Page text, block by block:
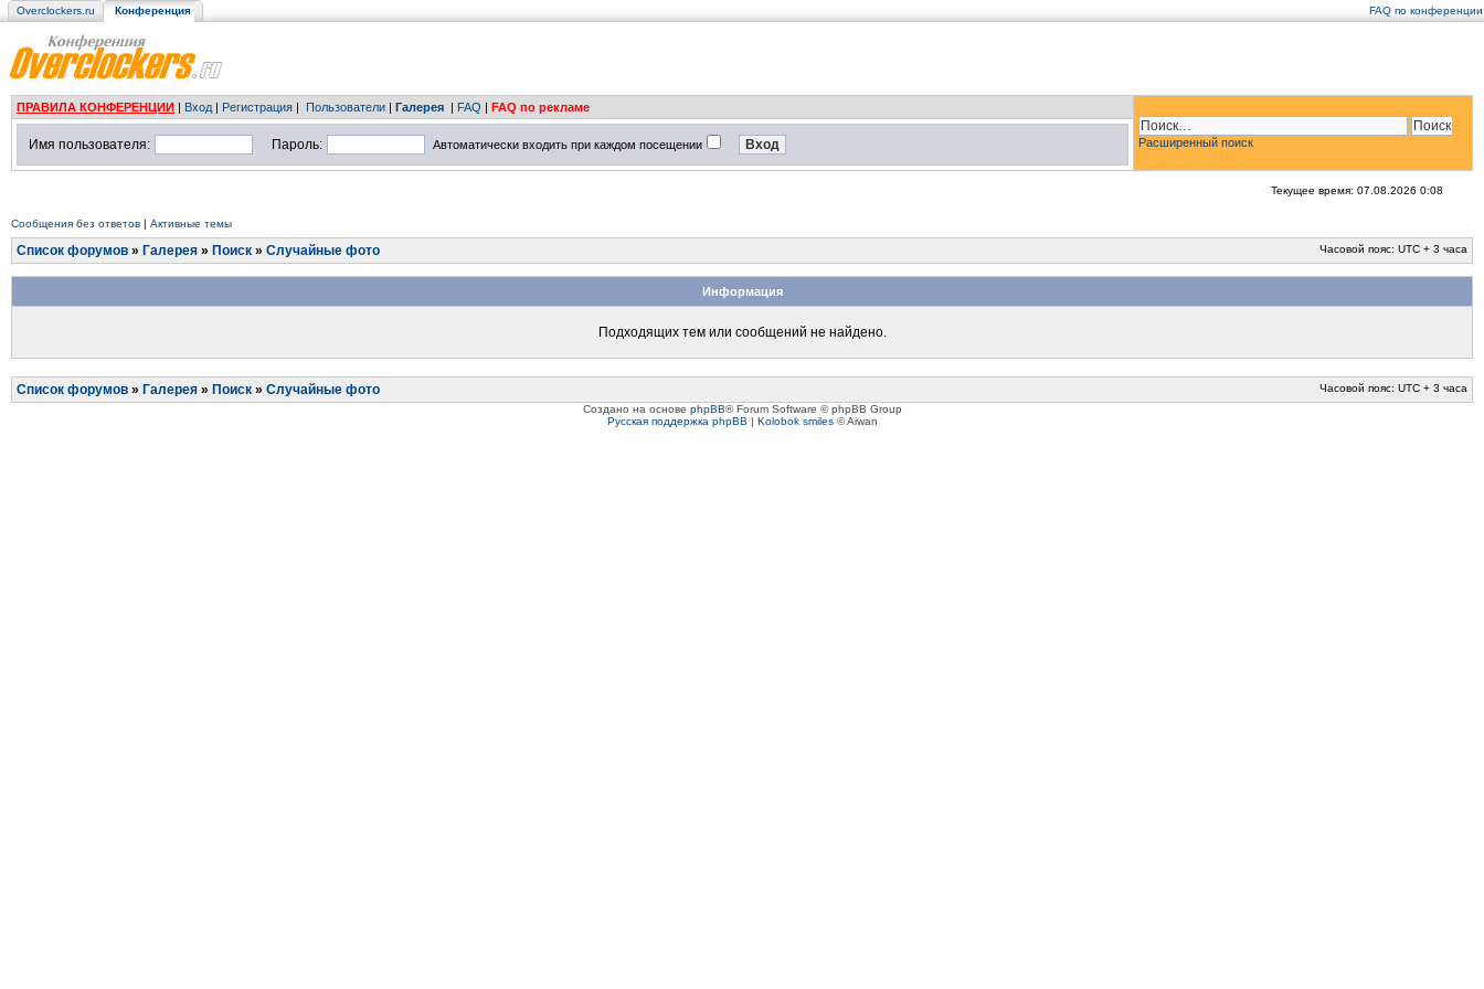
Overclockers.ru Конференция FAQ по конференции
ПРАВИЛА КОНФЕРЕНЦИИ | Вход | Регистрация | Пользователи | Галерея | FAQ | FAQ по рекламе
Расширенный поиск
Имя пользователя: Пароль: Автоматически входить при каждом посещении
Текущее время: 07.08.2026 0:08
Сообщения без ответов | Активные темы
Список форумов » Галерея » Поиск » Случайные фото Часовой пояс: UTC + 3 часа
Информация
Подходящих тем или сообщений не найдено.
Список форумов » Галерея » Поиск » Случайные фото
Часовой пояс: UTC + 3 часа
Создано на основе phpBB® Forum Software © phpBB Group
Русская поддержка phpBB | Kolobok smiles© Aiwan